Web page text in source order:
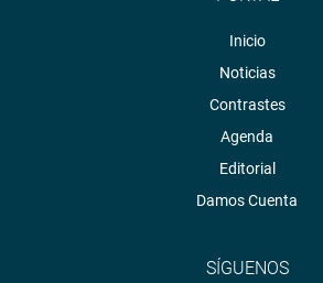
Inicio
Noticias
Contrastes
Agenda
Editorial
Damos Cuenta
SÍGUENOS